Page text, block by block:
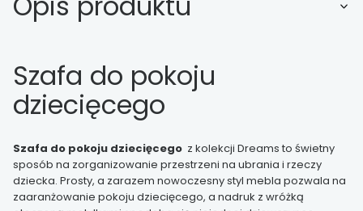
Szafa do pokoju
dziecięcego
Szafa do pokoju dziecięcego z kolekcji Dreams to świetny
sposób na zorganizowanie przestrzeni na ubrania i rzeczy
dziecka. Prosty, a zarazem nowoczesny styl mebla pozwala na
zaaranżowanie pokoju dziecięcego, a nadruk z wróżką